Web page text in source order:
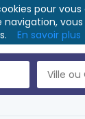
pour
En savoir plus